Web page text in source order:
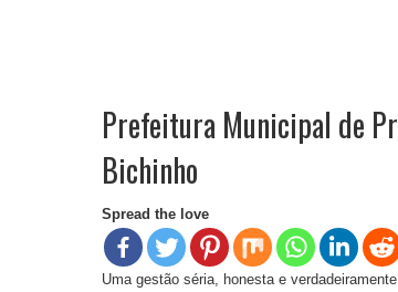
Prefeitura Municipal de
Bichinho
Spread the love
Uma gestão séria, honesta e